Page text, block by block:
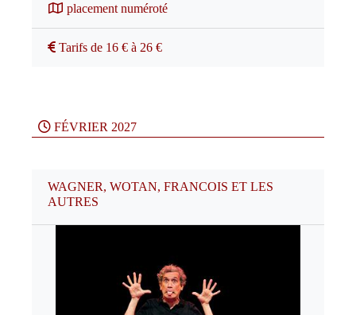
placement numéroté
Tarifs de 16 € à 26 €
FÉVRIER 2027
WAGNER, WOTAN, FRANCOIS ET LES
AUTRES